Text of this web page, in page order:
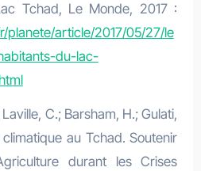
Tchad, Le Monde, 2017 :
planete/article/2017/05/27/le
du-lac-
C.; Barsham, H.; Gulati,
au Tchad. Soutenir
durant les Crises